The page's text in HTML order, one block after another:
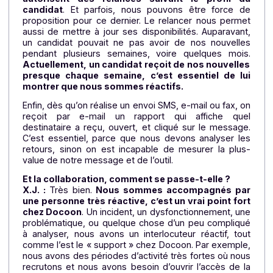
termes de profil de nos clients.
Et puis, nous souhaitions un outil capable de
connecter facilement avec notre logiciel ERP,
qui est le cas avec Docoon.Aujourd’hui,
pouvons former très rapidement un collaborateur à
prise en main de l’outil. Je dois dire que lorsque
ne disposions pas de la solution Docoon, envoyer
usine à gaz ! Le paramétrage de la solution est
à faire.
En termes de bénéfices,nous pouvons
maintenir beaucoup plus facilement le
avec l’intérimaire. Notre base de données et
autorisent des relances suivant le profil
candidat . Et parfois, nous pouvons être force
proposition pour ce dernier. Le relancer nous
aussi de mettre à jour ses disponibilités.
un candidat pouvait ne pas avoir de nos
pendant plusieurs semaines, voire quelques
Actuellement, un candidat reçoit de nos
presque chaque semaine, c’est essentiel de